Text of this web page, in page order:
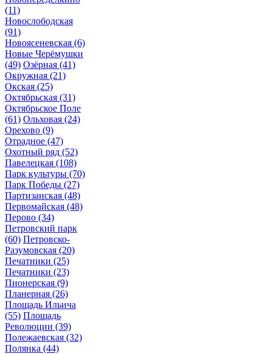
(11)
Новослободская
(91)
Новоясеневская (6)
Новые Черёмушки
(49) Озёрная (41)
Окружная (21)
Окская (25)
Октябрьская (31)
Октябрьское Поле
(61) Ольховая (24)
Орехово (9)
Отрадное (47)
Охотный ряд (52)
Павелецкая (108)
Парк культуры (70)
Парк Победы (27)
Партизанская (48)
Первомайская (48)
Перово (34)
Петровский парк
(60) Петровско-
Разумовская (20)
Печатники (25)
Печатники (23)
Пионерская (9)
Планерная (26)
Площадь Ильича
(55) Площадь
Революции (39)
Полежаевская (32)
Полянка (44)